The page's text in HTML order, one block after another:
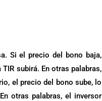
Si el precio del bono baja,
subirá. En otras palabras,
el precio del bono sube, lo
otras palabras, el inversor